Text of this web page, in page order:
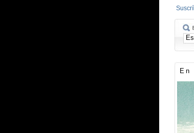
En